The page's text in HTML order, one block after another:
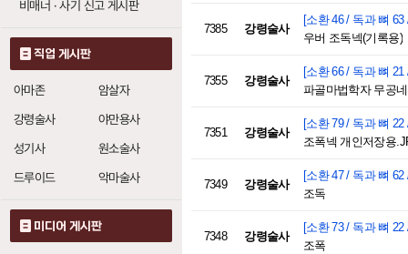
비매너 · 사기 신고 게시판
직업 게시판
아마존
암살자
강령술사
야만용사
성기사
원소술사
드루이드
악마술사
미디어 게시판
7385 강령술사
[소환 46 / 독과 뼈 63
우버 조독넥(기록용)
7355 강령술사
[소환 66 / 독과 뼈 21
파골마법학자 무공
7351 강령술사
[소환 79 / 독과 뼈 22
조폭넥 개인저장용
7349 강령술사
[소환 47 / 독과 뼈 62
조독
7348 강령술사
[소환 73 / 독과 뼈 22
조폭